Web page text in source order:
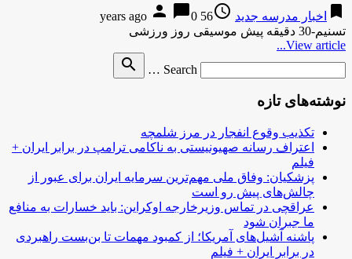
bookmark اخبار مدرسه جدید access_time
56 years ago
person chat_bubble0
تسنیم-30 دقیقه پیش موسیقی روز ورزشی
View article...
Search …
search
نوشته‌های تازه
تکذیب وقوع انفجار در مرز شلمچه
اعتراف رسانه صهیونیستی به ناکامی ترامپ در برابر ایران +
فیلم
پزشکیان: وفاق ملی مهم‌ترین سرمایه ایران برای عبور از
چالش‌های پیش رو است
عراقچی در تماس وزیرخارجه اوکراین: باید خسارات به منافع
ما جبران شود
پاشنه آشیل‌های آمریکا؛ از کمبود مهمات تا بن‌بست راهبردی
در برابر ایران + فیلم